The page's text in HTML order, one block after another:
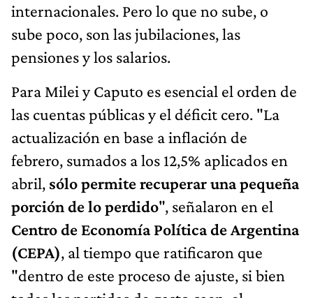
internacionales. Pero lo que no sube, o
sube poco, son las jubilaciones, las
pensiones y los salarios.
Para Milei y Caputo es esencial el orden de
las cuentas públicas y el déficit cero. "La
actualización en base a inflación de
febrero, sumados a los 12,5% aplicados en
abril, sólo permite recuperar una pequeña
porción de lo perdido", señalaron en el
Centro de Economía Política de Argentina
(CEPA), al tiempo que ratificaron que
"dentro de este proceso de ajuste, si bien